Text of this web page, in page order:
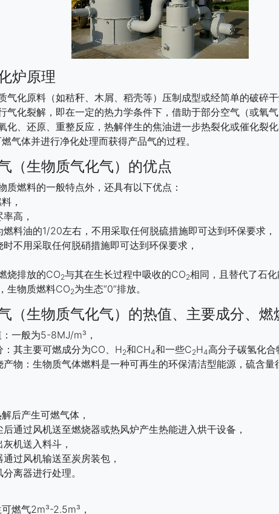
炉原理
气化原料（如秸秆、木屑、稻壳等）压制成型或经简单的破碎
气化裂解，即在一定的热力学条件下，借助于部分空气（或氧
化、还原、重整反应，热解伴生的焦油进一步热裂化或催化裂
气体并进行净化处理而获得产品气的过程。
（生物质气化气）的优点
质燃料的一般特点外，还具有以下优点：
，
高，
料油的1/20左右，不用采取任何脱硫措施即可达到环保要求，
不用采取任何脱硝措施即可达到环保要求，
烧排放的CO2与其在生长过程中吸收的CO2相同，且替代了石
生物质燃料CO2为生态“0”排放。
（生物质气化气）的热值、主要成分、燃
一般为5-8MJ/m³，
其主要可燃成分为CO、H2和CH4和一些C2H4高分子碳氢化合
物：生物质气体燃料是一种可再生的环保清洁型能源，硫含量
后产生可燃气体，
通过风机送至燃烧器或热风炉产生热能进入烘干设备，
机送入料斗，
过风机输送至炭房装包，
离器进行处理。
燃气2m³-2.5m³，